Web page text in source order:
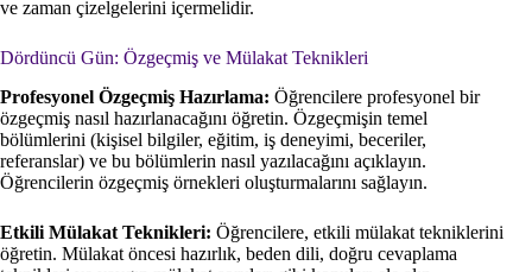
ve zaman çizelgelerini içermelidir.
Dördüncü Gün: Özgeçmiş ve Mülakat Teknikleri
Profesyonel Özgeçmiş Hazırlama: Öğrencilere profesyonel bir
özgeçmiş nasıl hazırlanacağını öğretin. Özgeçmişin temel
bölümlerini (kişisel bilgiler, eğitim, iş deneyimi, beceriler,
referanslar) ve bu bölümlerin nasıl yazılacağını açıklayın.
Öğrencilerin özgeçmiş örnekleri oluşturmalarını sağlayın.
Etkili Mülakat Teknikleri: Öğrencilere, etkili mülakat tekniklerini
öğretin. Mülakat öncesi hazırlık, beden dili, doğru cevaplama